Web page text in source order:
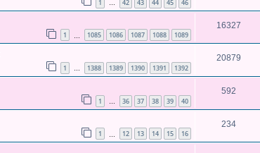
1 … 42 43 44 45 46
1 1085 1086 1087 1088 1089
16327
1 … 1388 1389 1390 1391 1392
20879
1 … 36 37 38 39 40
592
1 12 13 14 15 16
234